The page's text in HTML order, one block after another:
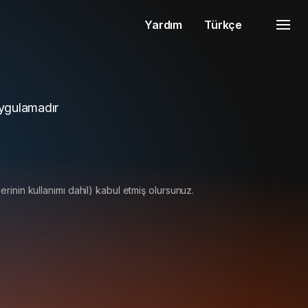
Yardım Türkçe
kullanımı dahil) kabul etmiş olursunuz.